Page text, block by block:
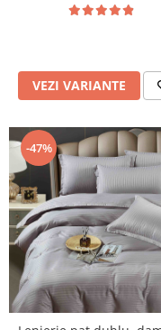
VEZI VARIANTE
-47%